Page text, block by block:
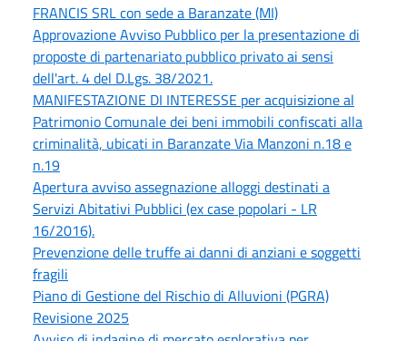
FRANCIS SRL con sede a Baranzate (MI)
Approvazione Avviso Pubblico per la presentazione di
proposte di partenariato pubblico privato ai sensi
dell'art. 4 del D.Lgs. 38/2021.
MANIFESTAZIONE DI INTERESSE per acquisizione al
Patrimonio Comunale dei beni immobili confiscati alla
criminalità, ubicati in Baranzate Via Manzoni n.18 e
n.19
Apertura avviso assegnazione alloggi destinati a
Servizi Abitativi Pubblici (ex case popolari - LR
16/2016).
Prevenzione delle truffe ai danni di anziani e soggetti
fragili
Piano di Gestione del Rischio di Alluvioni (PGRA)
Revisione 2025